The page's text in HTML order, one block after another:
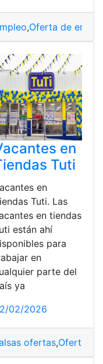
de Trabajo trabajar
,Oferta de
La Favorita Oferta de
en
Tuti
en
Tuti. Las
en tiendas
están ahí
para
en
parte del
ya
02/2026
ofertas,Oferta